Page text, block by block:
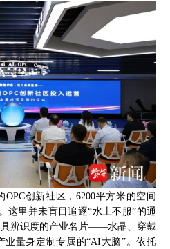
创新社区，6200平方米的空间
这里并未盲目追逐“水土不服”的通
具辨识度的产业名片——水晶、穿戴
业量身定制专属的“AI大脑”。依托